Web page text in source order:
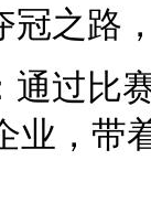
冠之路
通过比
业，带